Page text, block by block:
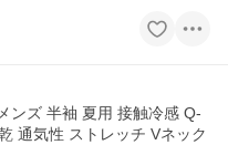
ンズ 半袖 夏用 接触冷感 Q-
通気性 ストレッチ Vネック